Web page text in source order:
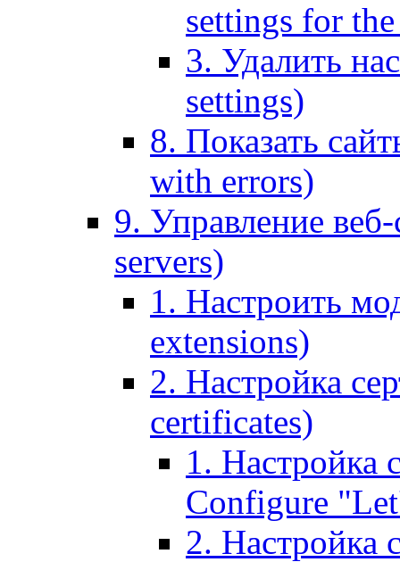
settings for
3. Удалить
settings)
8. Показать
with errors)
9. Управление
servers)
1. Настроить
extensions)
2. Настройка
certificates)
1. Настройка
Configure
2. Настройка